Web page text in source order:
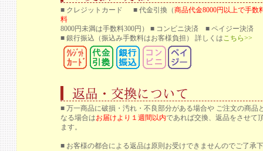
■ クレジットカード ■ 代金引換（商品代金8000円以上で手数
料
8000円未満は手数料300円） ■ コンビニ決済 ■ ペイジー決済
■ 銀行振込 （振込み手数料はお客様負担） 詳しくはこちら>>
■ 万一商品に破損・汚れ・不良部分がある場合や ご注文の商品
なる場合はお届けより１週間以内であれば交換、返品をさせて
ます。
■ お客様の都合による返品は原則お受けできませんのでご了承